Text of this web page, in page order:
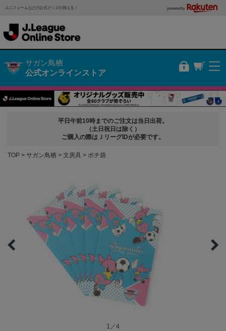
ユニフォームなどの公式グッズが買える！ powered by
サガン鳥栖
公式オンラインストア
平日午前10時までのご注文は当日出荷。
（土日祝日は除く）
ご購入の際はＪリーグIDが必要です。
TOP サガン鳥栖 文房具 ポチ袋
1／4